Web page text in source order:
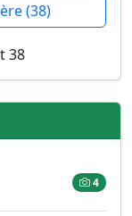
(38)
4